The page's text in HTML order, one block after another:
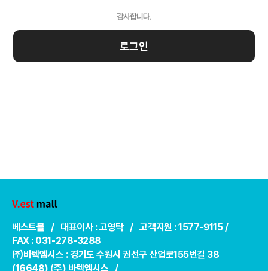
로그인
베스트몰 / 대표이사 : 고영탁 / 고객지원 : 1577-9115 /
FAX : 031-278-3288
㈜바텍엠시스 : 경기도 수원시 권선구 산업로155번길 38
(16648) (주) 바텍엠시스 /